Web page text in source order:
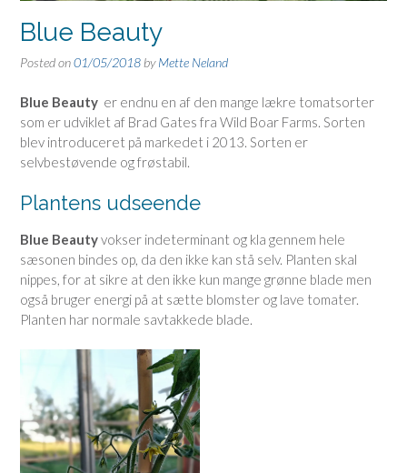
Blue Beauty
Posted on01/05/2018 byMette Neland
Blue Beauty er endnu en af den mange lækre tomatsorter
som er udviklet af Brad Gates fra Wild Boar Farms. Sorten
blev introduceret på markedet i 2013. Sorten er
selvbestøvende og frøstabil.
Plantens udseende
Blue Beautyvokser indeterminant og kla gennem hele
sæsonen bindes op, da den ikke kan stå selv. Planten skal
nippes, for at sikre at den ikke kun mange grønne blade men
også bruger energi på at sætte blomster og lave tomater.
Planten har normale savtakkede blade.